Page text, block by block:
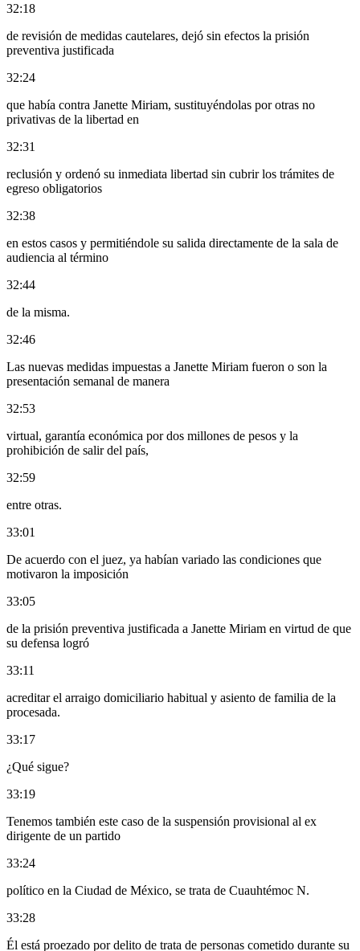
32:18
de revisión de medidas cautelares, dejó sin efectos la prisión
preventiva justificada
32:24
que había contra Janette Miriam, sustituyéndolas por otras no
privativas de la libertad en
32:31
reclusión y ordenó su inmediata libertad sin cubrir los trámites de
egreso obligatorios
32:38
en estos casos y permitiéndole su salida directamente de la sala de
audiencia al término
32:44
de la misma.
32:46
Las nuevas medidas impuestas a Janette Miriam fueron o son la
presentación semanal de manera
32:53
virtual, garantía económica por dos millones de pesos y la
prohibición de salir del país,
32:59
entre otras.
33:01
De acuerdo con el juez, ya habían variado las condiciones que
motivaron la imposición
33:05
de la prisión preventiva justificada a Janette Miriam en virtud de que
su defensa logró
33:11
acreditar el arraigo domiciliario habitual y asiento de familia de la
procesada.
33:17
¿Qué sigue?
33:19
Tenemos también este caso de la suspensión provisional al ex
dirigente de un partido
33:24
político en la Ciudad de México, se trata de Cuauhtémoc N.
33:28
Él está proezado por delito de trata de personas cometido durante su